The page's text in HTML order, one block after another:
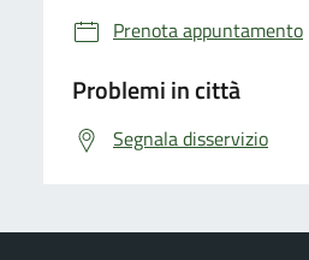
Prenota appuntamento
Problemi in città
Segnala disservizio